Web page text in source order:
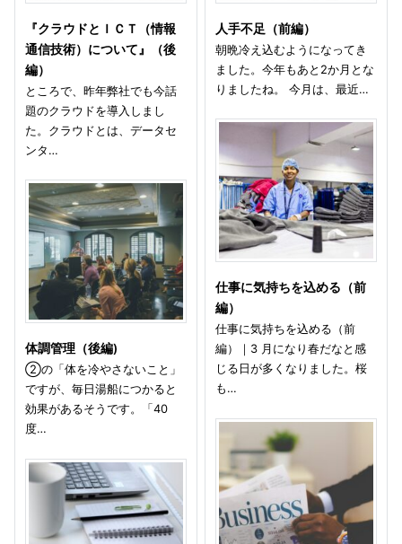
『クラウドとＩＣＴ（情報
通信技術）について』（後
編）
ところで、昨年弊社でも今話
題のクラウドを導入しまし
た。クラウドとは、データセ
ンタ…
体調管理（後編)
②の「体を冷やさないこと」
ですが、毎日湯船につかると
効果があるそうです。「40
度…
人手不足（前編）
朝晩冷え込むようになってき
ました。今年もあと2か月とな
りましたね。 今月は、最近…
仕事に気持ちを込める（前
編）
仕事に気持ちを込める（前
編）｜3 月になり春だなと感
じる日が多くなりました。桜
も…